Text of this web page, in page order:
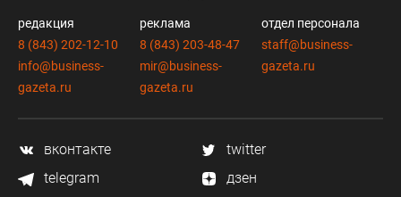
редакция
8 (843) 202-12-10
info@business-
gazeta.ru
реклама
8 (843) 203-48-47
mir@business-
gazeta.ru
отдел персонала
staff@business-
gazeta.ru
вконтакте
twitter
telegram
дзен